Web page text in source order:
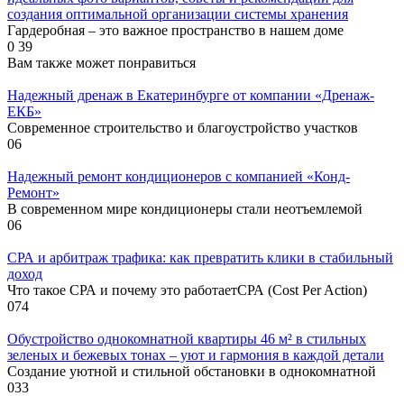
создания оптимальной организации системы хранения
Гардеробная – это важное пространство в нашем доме
0 39
Вам также может понравиться
Надежный дренаж в Екатеринбурге от компании «Дренаж-
ЕКБ»
Современное строительство и благоустройство участков
06
Надежный ремонт кондиционеров с компанией «Конд-
Ремонт»
В современном мире кондиционеры стали неотъемлемой
06
СРА и арбитраж трафика: как превратить клики в стабильный
доход
Что такое СРА и почему это работаетСРА (Cost Per Action)
074
Обустройство однокомнатной квартиры 46 м² в стильных
зеленых и бежевых тонах – уют и гармония в каждой детали
Создание уютной и стильной обстановки в однокомнатной
033